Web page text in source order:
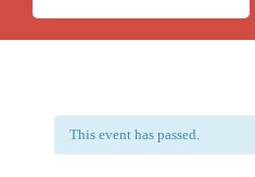
This event has passed.